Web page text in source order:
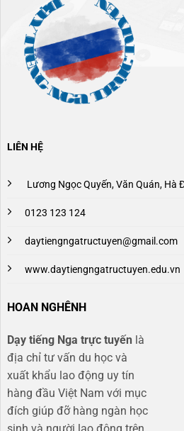
LIÊN HỆ
Lương Ngọc Quyến, Văn Quán, Hà
0123 123 124
daytiengngatructuyen@gmail.com
www.daytiengngatructuyen.edu.vn
HOAN NGHÊNH
Dạy tiếng Nga trực tuyến là
địa chỉ tư vấn du học và
xuất khẩu lao động uy tín
hàng đầu Việt Nam với mục
đích giúp đỡ hàng ngàn học
sinh và người lao động trên